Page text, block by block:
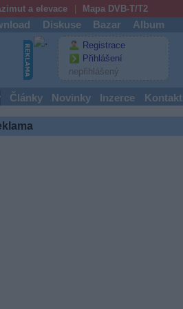
a elevace Mapa DVB-T/T2
Diskuse Bazar Album
Registrace
Přihlášení
nepřihlášený
Články Novinky Inzerce Kontakt